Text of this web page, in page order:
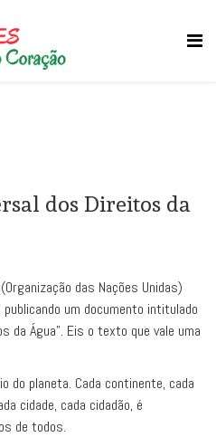
dos Direitos da
das Nações Unidas)
um documento intitulado
da Água". Eis o texto que vale uma
do planeta. Cada continente, cada
cidade, cada cidadão, é
de todos.